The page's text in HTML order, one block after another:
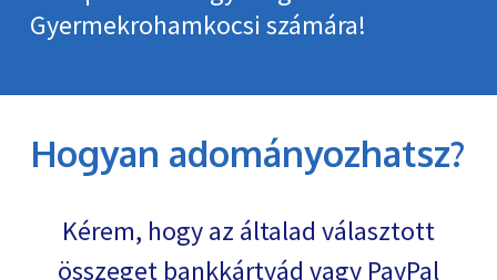
Gyermekrohamkocsi számára!
Hogyan adományozhatsz?
Kérem, hogy az általad választott
összeget bankkártyád vagy PayPal